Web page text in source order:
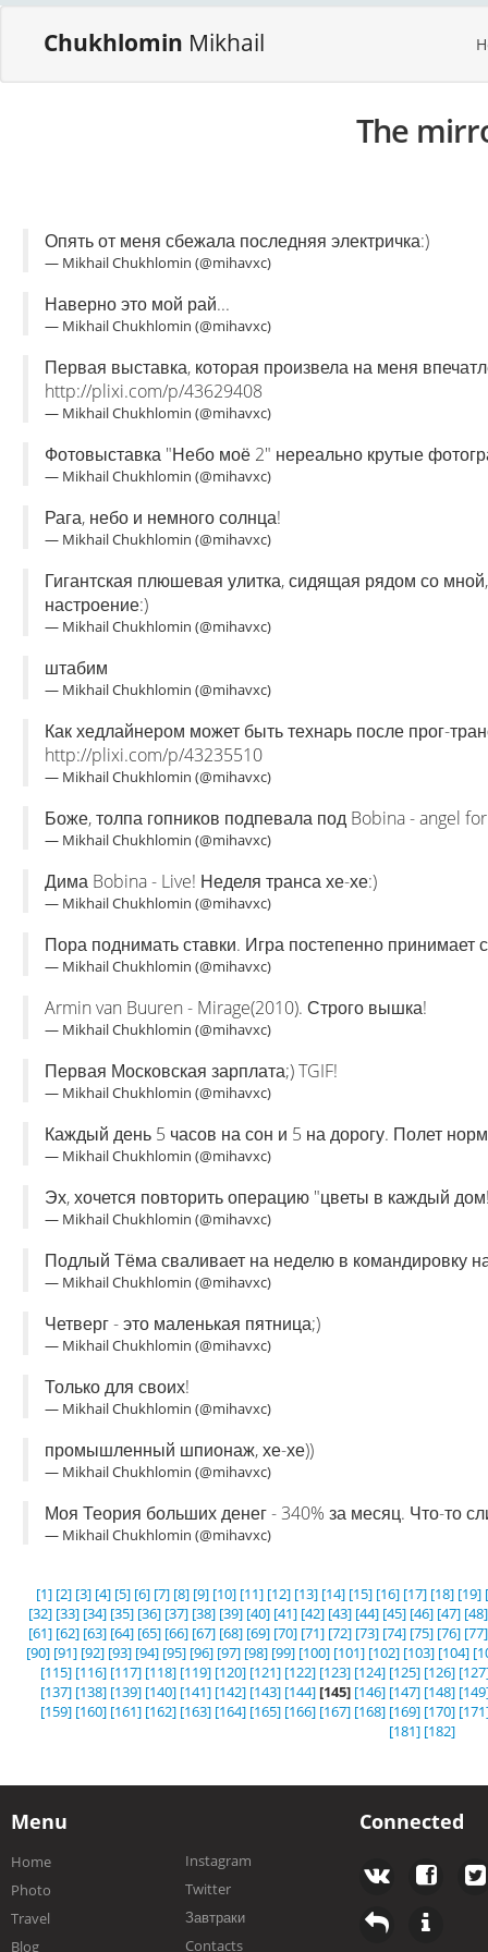
Chukhlomin Mikhail
The
Опять от меня сбежала последняя электричка:)
— Mikhail Chukhlomin (@mihavxc)
Наверно это мой рай...
— Mikhail Chukhlomin (@mihavxc)
Первая выставка, которая произвела на меня
http://plixi.com/p/43629408
— Mikhail Chukhlomin (@mihavxc)
Фотовыставка "Небо моё 2" нереально крутые
— Mikhail Chukhlomin (@mihavxc)
Рага, небо и немного солнца!
— Mikhail Chukhlomin (@mihavxc)
Гигантская плюшевая улитка, сидящая рядом со
настроение:)
— Mikhail Chukhlomin (@mihavxc)
штабим
— Mikhail Chukhlomin (@mihavxc)
Как хедлайнером может быть технарь после прог-
http://plixi.com/p/43235510
— Mikhail Chukhlomin (@mihavxc)
Боже, толпа гопников подпевала под Bobina - angel
— Mikhail Chukhlomin (@mihavxc)
Дима Bobina - Live! Неделя транса хе-хе:)
— Mikhail Chukhlomin (@mihavxc)
Пора поднимать ставки. Игра постепенно принимает
— Mikhail Chukhlomin (@mihavxc)
Armin van Buuren - Mirage(2010). Строго вышка!
— Mikhail Chukhlomin (@mihavxc)
Первая Московская зарплата;) TGIF!
— Mikhail Chukhlomin (@mihavxc)
Каждый день 5 часов на сон и 5 на дорогу. Полет
— Mikhail Chukhlomin (@mihavxc)
Эх, хочется повторить операцию "цветы в каждый
— Mikhail Chukhlomin (@mihavxc)
Подлый Тёма сваливает на неделю в командировку
— Mikhail Chukhlomin (@mihavxc)
Четверг - это маленькая пятница;)
— Mikhail Chukhlomin (@mihavxc)
Только для своих!
— Mikhail Chukhlomin (@mihavxc)
промышленный шпионаж, хе-хе))
— Mikhail Chukhlomin (@mihavxc)
Моя Теория больших денег - 340% за месяц. Что-то
— Mikhail Chukhlomin (@mihavxc)
[1] [2] [3] [4] [5] [6] [7] [8] [9] [10] [11] [12] [13] [14] [15] [16] [17] [18] [19]
[32] [33] [34] [35] [36] [37] [38] [39] [40] [41] [42] [43] [44] [45] [46] [47] [48]
[61] [62] [63] [64] [65] [66] [67] [68] [69] [70] [71] [72] [73] [74] [75] [76] [77]
[90] [91] [92] [93] [94] [95] [96] [97] [98] [99] [100] [101] [102] [103] [104]
[115] [116] [117] [118] [119] [120] [121] [122] [123] [124] [125] [126]
[137] [138] [139] [140] [141] [142] [143] [144] [145] [146] [147] [148]
[159] [160] [161] [162] [163] [164] [165] [166] [167] [168] [169] [170]
[181] [182]
Menu
Home
Photo
Travel
Blog
Instagram
Twitter
Завтраки
Contacts
Connected